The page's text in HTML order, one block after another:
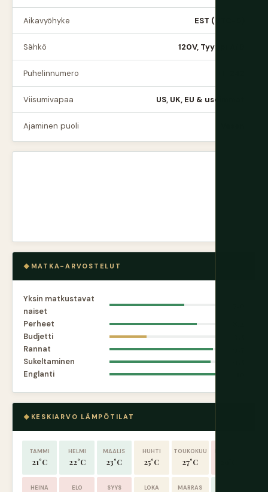
Aikavyöhyke EST (UTC−5)
Sähkö 120V, Tyyppi A/B
Puhelinnumero
Viisumivapaa US, UK, EU & useimmat
Ajaminen puoli
MATKA-ARVOSTELUT
Yksin matkustavat
naiset
Perheet
Budjetti
Rannat
Sukeltaminen
Englanti
KESKIARVO LÄMPÖTILAT
TAMMI
21°C
HELMI
22°C
MAALIS
23°C
HUHTI
25°C
TOUKOKUU
27°C
HEINÄ ELO SYYS LOKA MARRAS